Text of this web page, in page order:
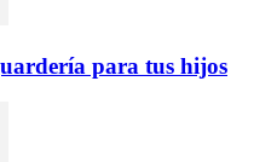
para tus hijos